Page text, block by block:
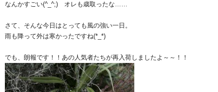
なんかすごい(^_^;) オレも歳取ったな……
さて、そんな今日はとっても風の強い一日。
雨も降って外は寒かったですね(*_*)
でも、朗報です！！あの人気者たちが再入荷しましたよ～～！！